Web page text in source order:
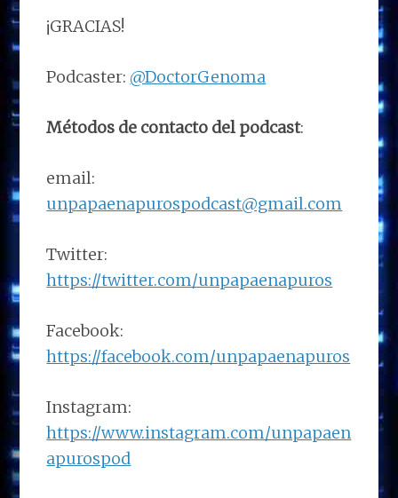
¡GRACIAS!
Podcaster: @DoctorGenoma
Métodos de contacto del podcast:
email:
unpapaenapurospodcast@gmail.com
Twitter:
https://twitter.com/unpapaenapuros
Facebook:
https://facebook.com/unpapaenapuros
Instagram:
https://www.instagram.com/unpapaen
apurospod